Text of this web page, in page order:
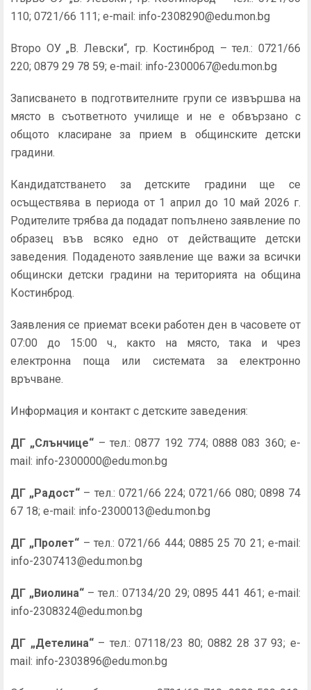
110; 0721/66 111; e-mail: info-2308290@edu.mon.bg
Второ ОУ „В. Левски“, гр. Костинброд – тел.: 0721/66
220; 0879 29 78 59; e-mail: info-2300067@edu.mon.bg
Записването в подготвителните групи се извършва на
място в съответното училище и не е обвързано с
общото класиране за прием в общинските детски
градини.
Кандидатстването за детските градини ще се
осъществява в периода от 1 април до 10 май 2026 г.
Родителите трябва да подадат попълнено заявление по
образец във всяко едно от действащите детски
заведения. Подаденото заявление ще важи за всички
общински детски градини на територията на община
Костинброд.
Заявления се приемат всеки работен ден в часовете от
07:00 до 15:00 ч., както на място, така и чрез
електронна поща или системата за електронно
връчване.
Информация и контакт с детските заведения:
ДГ „Слънчице“ – тел.: 0877 192 774; 0888 083 360; e-
mail: info-2300000@edu.mon.bg
ДГ „Радост“ – тел.: 0721/66 224; 0721/66 080; 0898 74
67 18; e-mail: info-2300013@edu.mon.bg
ДГ „Пролет“ – тел.: 0721/66 444; 0885 25 70 21; e-mail:
info-2307413@edu.mon.bg
ДГ „Виолина“ – тел.: 07134/20 29; 0895 441 461; e-mail:
info-2308324@edu.mon.bg
ДГ „Детелина“– тел.: 07118/23 80; 0882 28 37 93; e-
mail: info-2303896@edu.mon.bg